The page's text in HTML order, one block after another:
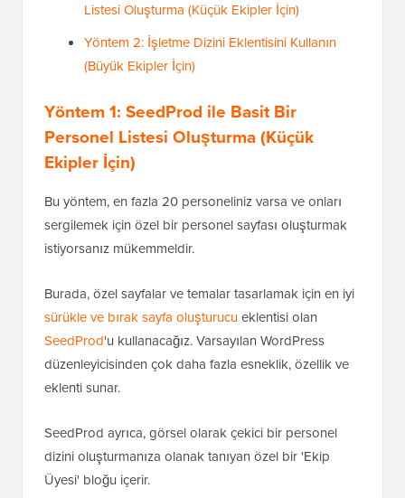
Listesi Oluşturma (Küçük Ekipler İçin)
Yöntem 2: İşletme Dizini Eklentisini Kullanın
(Büyük Ekipler İçin)
Yöntem 1: SeedProd ile Basit Bir
Personel Listesi Oluşturma (Küçük
Ekipler İçin)
Bu yöntem, en fazla 20 personeliniz varsa ve onları
sergilemek için özel bir personel sayfası oluşturmak
istiyorsanız mükemmeldir.
Burada, özel sayfalar ve temalar tasarlamak için en iyi
sürükle ve bırak sayfa oluşturucueklentisi olan
SeedProd'u kullanacağız. Varsayılan WordPress
düzenleyicisinden çok daha fazla esneklik, özellik ve
eklenti sunar.
SeedProd ayrıca, görsel olarak çekici bir personel
dizini oluşturmanıza olanak tanıyan özel bir 'Ekip
Üyesi' bloğu içerir.